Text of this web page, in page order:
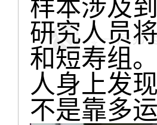
样本涉及
研究人员
和短寿组
人身上发
不是靠多